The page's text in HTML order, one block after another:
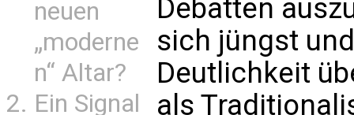
neuen
„moderne
n“ Altar?
Ein Signal
Debatten
sich jüngst
Deutlichkeit
als